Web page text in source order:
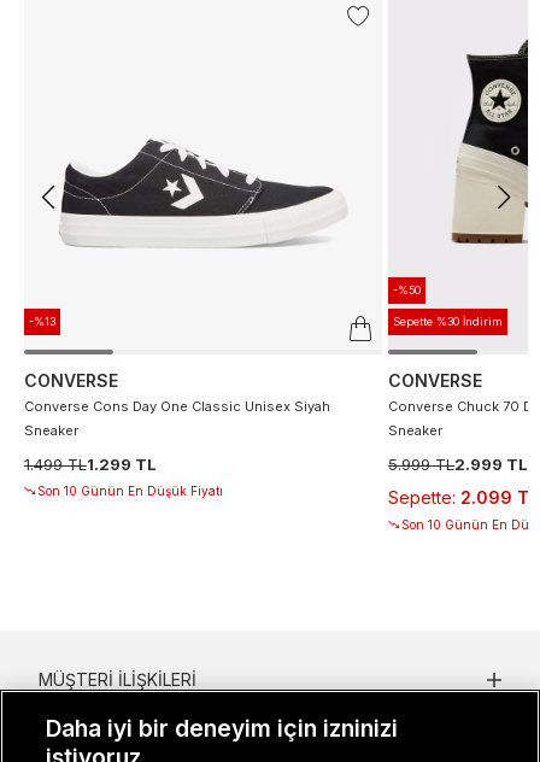
-%13
CONVERSE
Converse Cons Day One Classic Unisex Siyah
Sneaker
1.499 TL1.299 TL
Son 10 Günün En Düşük Fiyatı
-%50
Sepette %30 İndirim
CONVERSE
Converse Chuck 70
Sneaker
5.999 TL2.999 TL
Sepette: 2.099 TL
Son 10 Günün En
MÜŞTERI İLIŞKILERI
KURUMSAL
Daha iyi bir deneyim için izninizi